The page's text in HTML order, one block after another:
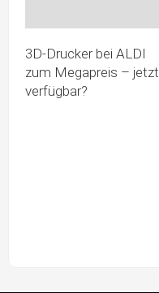
3D-Drucker bei ALDI
zum Megapreis – jetzt
verfügbar?